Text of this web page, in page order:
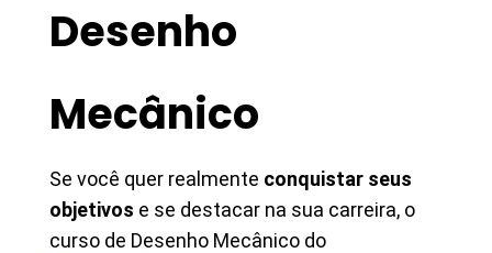
Desenho
Mecânico
Se você quer realmente conquistar seus
objetivos e se destacar na sua carreira, o
curso de Desenho Mecânico do